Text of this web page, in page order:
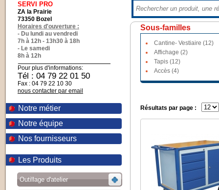
SERVI PRO
ZA la Prairie
73350 Bozel
Horaires d'ouverture :
- Du lundi au vendredi
7h à 12h - 13h30 à 18h
- Le samedi
8h à 12h
Pour plus d'informations:
Tél : 04 79 22 01 50
Fax : 04 79 22 10 30
nous contacter par email
Notre métier
Notre équipe
Nos fournisseurs
Les Produits
Outillage d'atelier
Sous-familles
Cantine- Vestiaire (12)
Affichage (2)
Tapis (12)
Accès (4)
Résultats par page :